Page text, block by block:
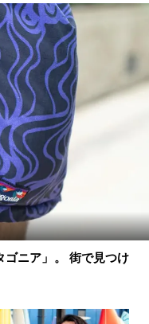
ゴニア」。 街で見つけ